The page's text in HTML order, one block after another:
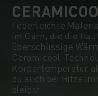
Federleichte
im Garn, die die
überschüssige
Ceramicool-
Körpertemperatur
du auch bei Hitze
bleibst.